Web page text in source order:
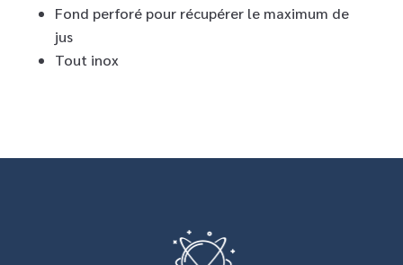
Fond perforé pour récupérer le maximum de
jus
Tout inox